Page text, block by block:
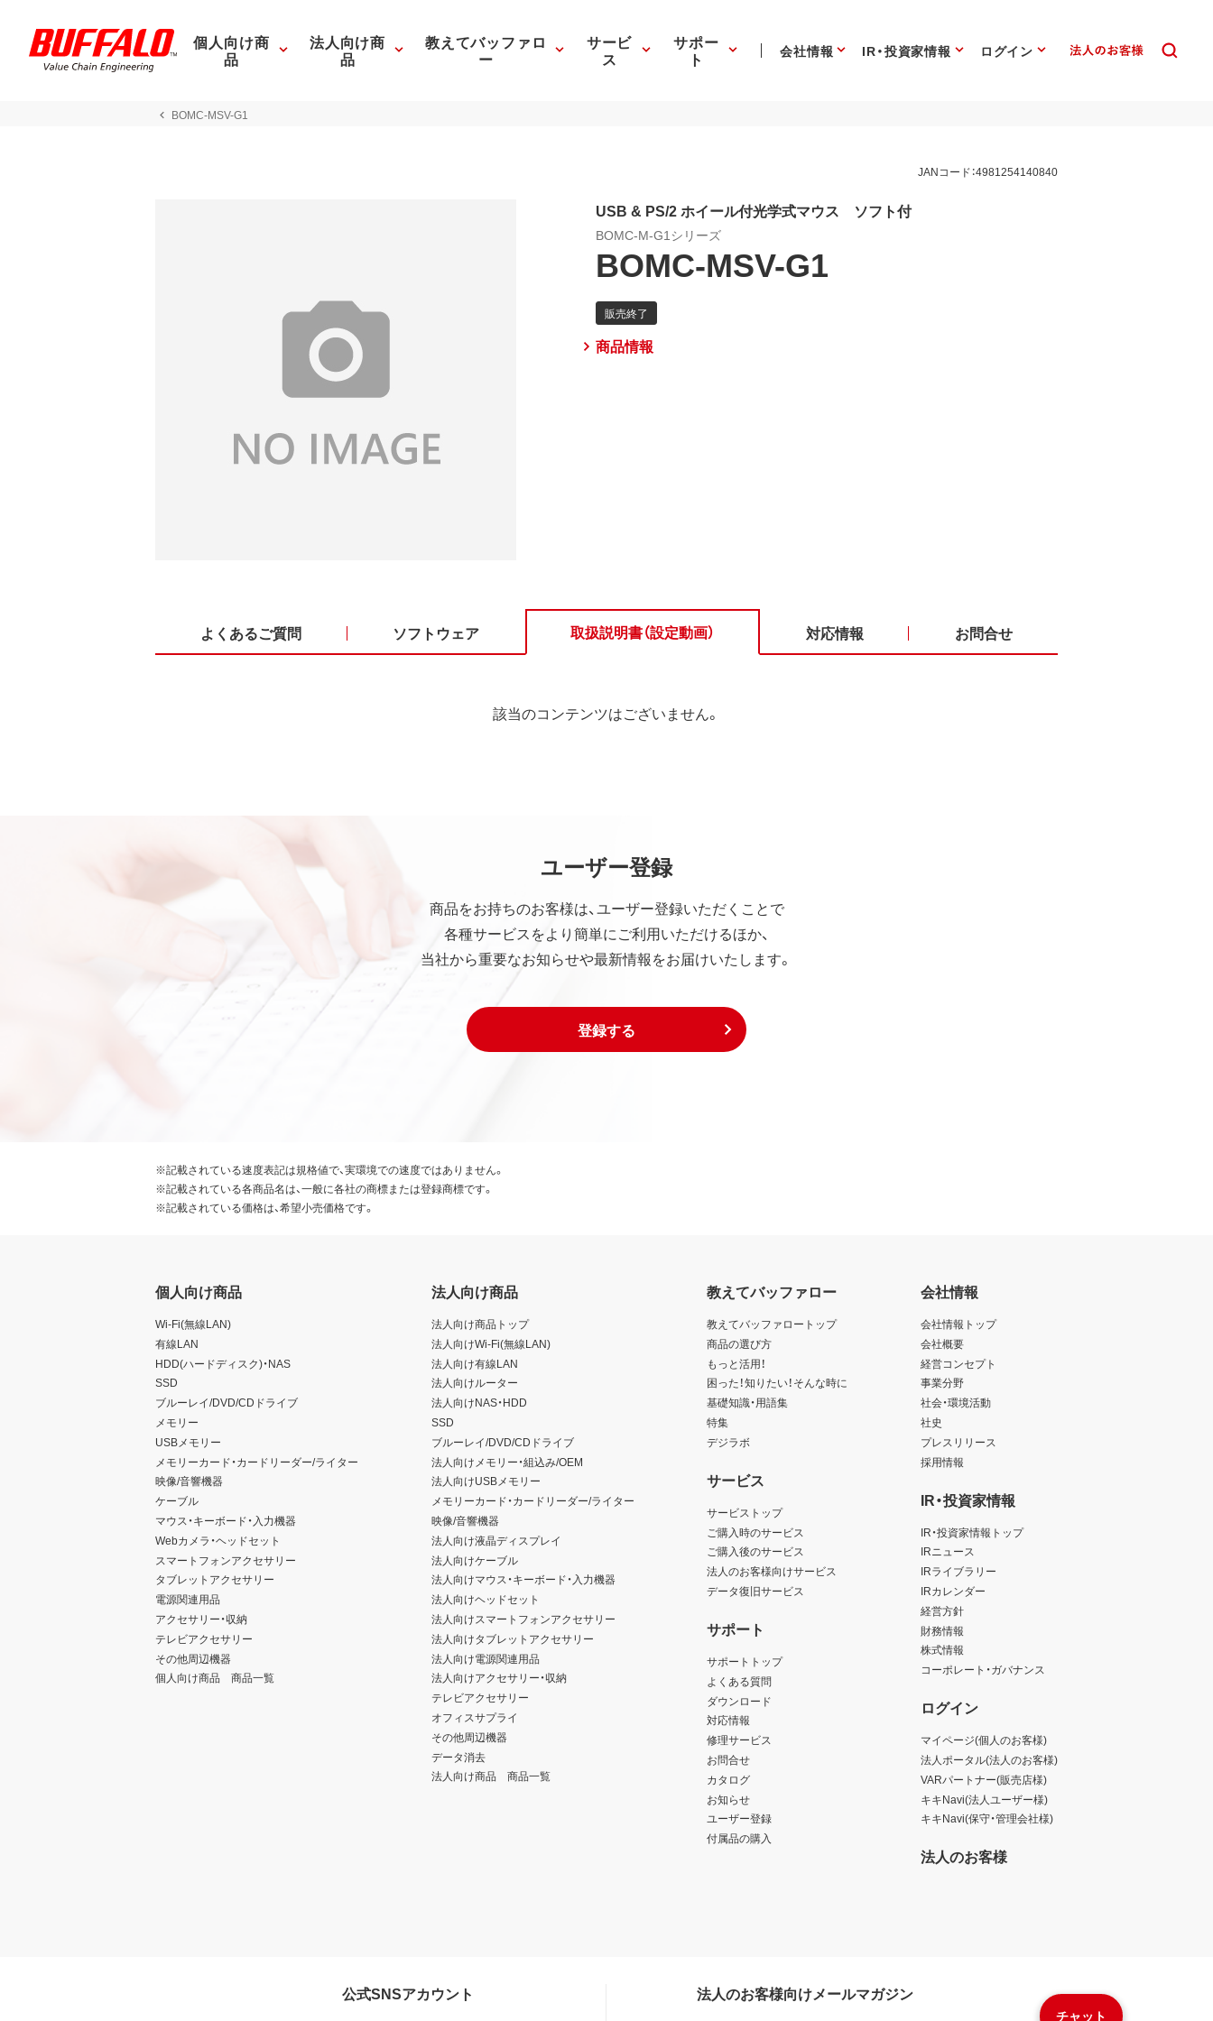
個人向け商
品
法人向け商
品
教えてバッファロ
ー
サービ
ス
サポー
ト 会社情報 IR・投資家情報 ログイン
BOMC-MSV-G1
JANコード：4981254140840
USB & PS/2 ホイール付光学式マウス ソフト付
BOMC-M-G1シリーズ
BOMC-MSV-G1
商品情報
よくあるご質問 ソフトウェア 取扱説明書（設定動画） 対応情報 お問合せ
該当のコンテンツはございません。
ユーザー登録
商品をお持ちのお客様は、ユーザー登録いただくことで
各種サービスをより簡単にご利用いただけるほか、
当社から重要なお知らせや最新情報をお届けいたします。
登録する
チャット
※記載されている速度表記は規格値で、実環境での速度ではありません。
※記載されている各商品名は、一般に各社の商標または登録商標です。
※記載されている価格は、希望小売価格です。
個人向け商品
Wi-Fi(無線LAN)
有線LAN
HDD(ハードディスク)・NAS
SSD
ブルーレイ/DVD/CDドライブ
メモリー
USBメモリー
メモリーカード・カードリーダー/ライター
映像/音響機器
ケーブル
マウス・キーボード・入力機器
Webカメラ・ヘッドセット
スマートフォンアクセサリー
タブレットアクセサリー
電源関連用品
アクセサリー・収納
テレビアクセサリー
その他周辺機器
個人向け商品 商品一覧
法人向け商品
法人向け商品トップ
法人向けWi-Fi(無線LAN)
法人向け有線LAN
法人向けルーター
法人向けNAS・HDD
SSD
ブルーレイ/DVD/CDドライブ
法人向けメモリー・組込み/OEM
法人向けUSBメモリー
メモリーカード・カードリーダー/ライター
映像/音響機器
法人向け液晶ディスプレイ
法人向けケーブル
法人向けマウス・キーボード・入力機器
法人向けヘッドセット
法人向けスマートフォンアクセサリー
法人向けタブレットアクセサリー
法人向け電源関連用品
法人向けアクセサリー・収納
テレビアクセサリー
オフィスサプライ
その他周辺機器
データ消去
法人向け商品 商品一覧
教えてバッファロー
教えてバッファロートップ
商品の選び方
もっと活用！
困った！知りたい！そんな時に
基礎知識・用語集
特集
デジラボ
サービス
サービストップ
ご購入時のサービス
ご購入後のサービス
法人のお客様向けサービス
データ復旧サービス
サポート
サポートトップ
よくある質問
ダウンロード
対応情報
修理サービス
お問合せ
カタログ
お知らせ
ユーザー登録
付属品の購入
会社情報
会社情報トップ
会社概要
経営コンセプト
事業分野
社会・環境活動
社史
プレスリリース
採用情報
IR・投資家情報
IR・投資家情報トップ
IRニュース
IRライブラリー
IRカレンダー
経営方針
財務情報
株式情報
コーポレート・ガバナンス
ログイン
マイページ(個人のお客様)
法人ポータル(法人のお客様)
VARパートナー(販売店様)
キキNavi(法人ユーザー様)
キキNavi(保守・管理会社様)
法人のお客様
公式SNSアカウント 法人のお客様向けメールマガジン